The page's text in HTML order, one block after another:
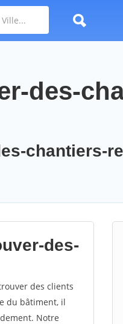
des-
chantiers-
des-
des clients
du bâtiment, il
Notre